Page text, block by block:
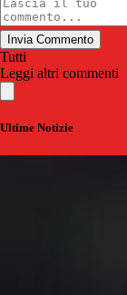
Invia Commento
Tutti
Leggi altri commenti
Ultime Notizie